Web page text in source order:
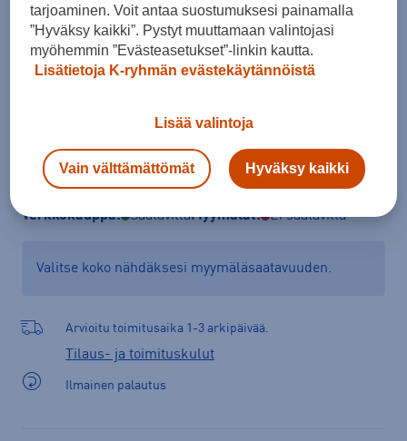
Kokotaulukko
Tarkista saatavuus ja tilaa myymälästä
Verkkokauppa: SaatavillaMyymälät: Ei saatavilla
Valitse koko nähdäksesi myymäläsaatavuuden.
Arvioitu toimitusaika 1-3 arkipäivää.
Tilaus- ja toimituskulut
Ilmainen palautus
tarjoaminen. Voit antaa suostumuksesi painamalla
”Hyväksy kaikki”. Pystyt muuttamaan valintojasi
myöhemmin ”Evästeasetukset”-linkin kautta.
Lisätietoja K-ryhmän evästekäytännöistä
Lisää valintoja
Vain välttämättömät Hyväksy kaikki